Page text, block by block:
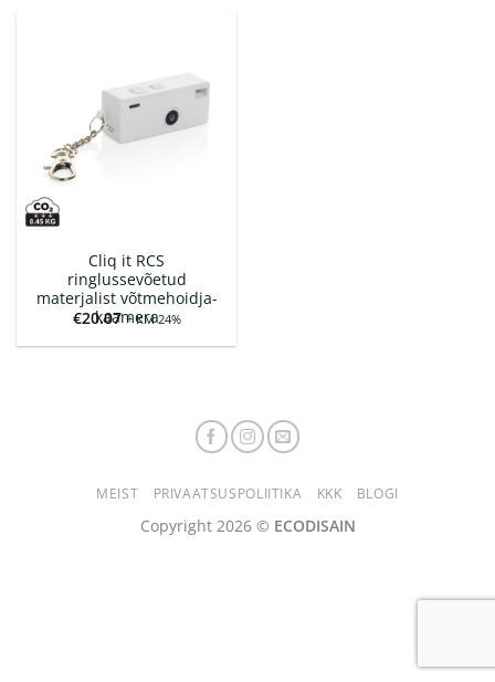
Cliq it RCS
ringlussevõetud
materjalist võtmehoidja-
kaamera
€20.07 + KM 24%
MEIST PRIVAATSUSPOLIITIKA KKK BLOGI
Copyright 2026 © ECODISAIN